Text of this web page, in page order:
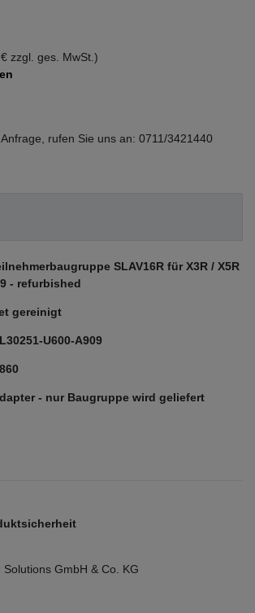
zzgl. ges. MwSt.)
rufen Sie uns an: 0711/3421440
SLAV16R für X3R / X5R
- refurbished
gereinigt
U600-A909
- nur Baugruppe wird geliefert
GmbH & Co. KG